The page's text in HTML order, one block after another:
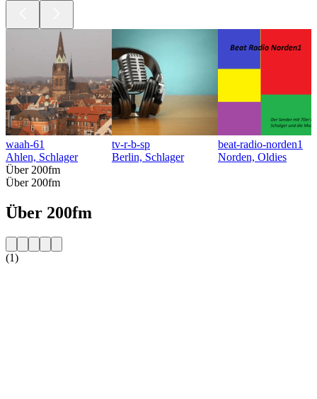
waah-61
Ahlen, Schlager
tv-r-b-sp
Berlin, Schlager
beat-radio-norden1
Norden, Oldies
Über 200fm
Über 200fm
Über 200fm
(1)